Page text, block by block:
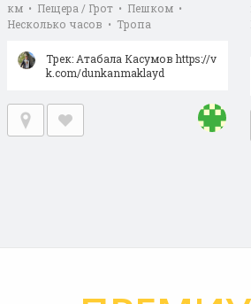
км • Пещера / Грот • Пешком •
Несколько часов • Тропа
Трек: Атабала Касумов https://v
k.com/dunkanmaklayd